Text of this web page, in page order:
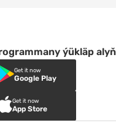
ýükläp alyň
Get it now
Google Play
Get it now
App Store